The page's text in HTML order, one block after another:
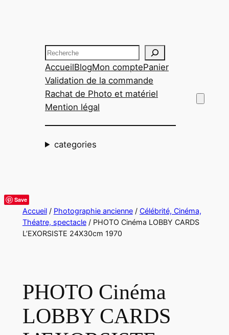
Recherche
AccueilBlogMon comptePanier
Validation de la commande
Rachat de Photo et matériel
Mention légal
categories
Save
Accueil/ Photographie ancienne/ Célébrité, Cinéma,
Théatre, spectacle/ PHOTO Cinéma LOBBY CARDS
L’EXORSISTE 24X30cm 1970
PHOTO Cinéma
LOBBY CARDS